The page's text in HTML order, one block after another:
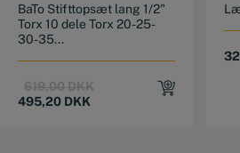
BaTo Stifttopsæt lang 1/2"
Torx 10 dele Torx 20-25-
30-35...
619,00DKKOriginal
495,20 DKK
Current